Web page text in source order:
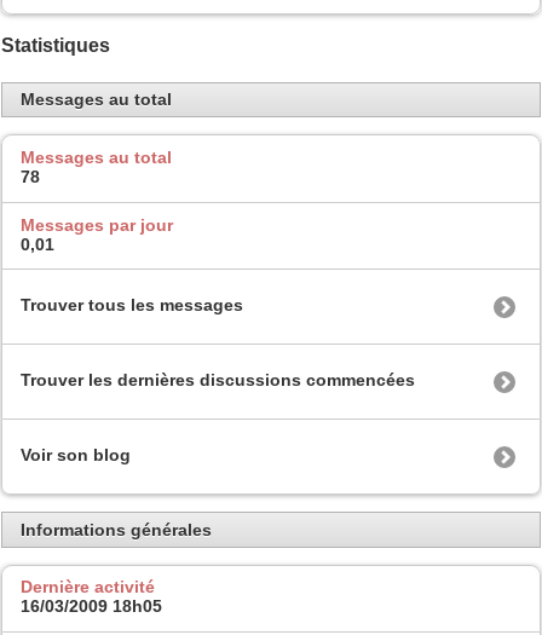
Statistiques
Messages au total
Messages au total
78
Messages par jour
0,01
Trouver tous les messages
Trouver les dernières discussions commencées
Voir son blog
Informations générales
Dernière activité
16/03/2009 18h05